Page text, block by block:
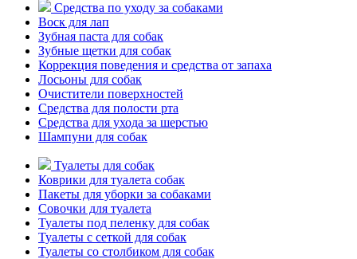
Средства по уходу за собаками
Воск для лап
Зубная паста для собак
Зубные щетки для собак
Коррекция поведения и средства от запаха
Лосьоны для собак
Очистители поверхностей
Средства для полости рта
Средства для ухода за шерстью
Шампуни для собак
Туалеты для собак
Коврики для туалета собак
Пакеты для уборки за собаками
Совочки для туалета
Туалеты под пеленку для собак
Туалеты с сеткой для собак
Туалеты со столбиком для собак